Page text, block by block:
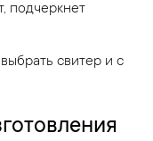
подчеркнет
свитер и с